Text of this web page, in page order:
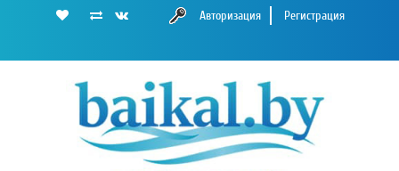
Авторизация Регистрация